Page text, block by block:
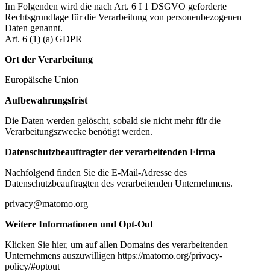
Im Folgenden wird die nach Art. 6 I 1 DSGVO geforderte
Rechtsgrundlage für die Verarbeitung von personenbezogenen
Daten genannt.
Art. 6 (1) (a) GDPR
Ort der Verarbeitung
Europäische Union
Aufbewahrungsfrist
Die Daten werden gelöscht, sobald sie nicht mehr für die
Verarbeitungszwecke benötigt werden.
Datenschutzbeauftragter der verarbeitenden Firma
Nachfolgend finden Sie die E-Mail-Adresse des
Datenschutzbeauftragten des verarbeitenden Unternehmens.
privacy@matomo.org
Weitere Informationen und Opt-Out
Klicken Sie hier, um auf allen Domains des verarbeitenden
Unternehmens auszuwilligen https://matomo.org/privacy-
policy/#optout